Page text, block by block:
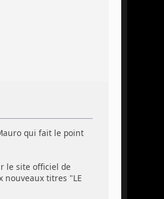
qui fait le point
le site officiel de
titres "LE